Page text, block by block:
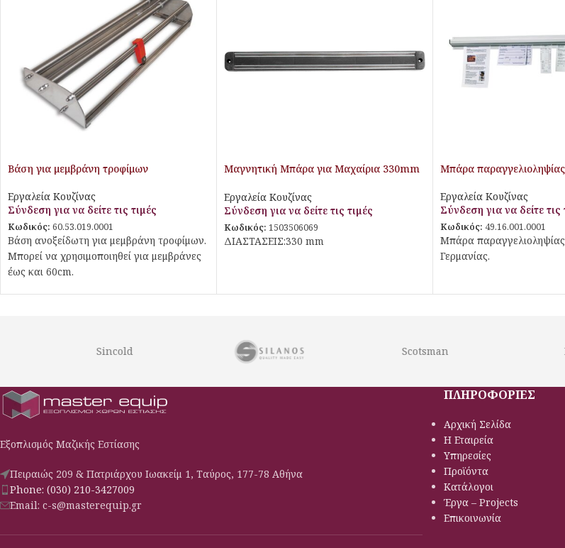
Βάση για μεμβράνη τροφίμων
Εργαλεία Κουζίνας
Σύνδεση για να δείτε τις τιμές
Κωδικός: 60.53.019.0001
Βάση ανοξείδωτη για μεμβράνη τροφίμων.
Μπορεί να χρησιμοποιηθεί για μεμβράνες
έως και 60cm.
Μαγνητική Μπάρα για Μαχαίρια 330mm
Εργαλεία Κουζίνας
Σύνδεση για να δείτε τις τιμές
Κωδικός: 1503506069
ΔΙΑΣΤΑΣΕΙΣ:330 mm
Μπάρα
Εργαλεία Κουζίνας
Σύνδεση για να δείτε τις
Κωδικός: 49.16.001.0001
Μπάρα
Γερμανίας.
Εξοπλισμός Μαζικής Εστίασης
Πειραιώς 209 & Πατριάρχου Ιωακείμ 1, Ταύρος, 177-78 Αθήνα
Phone: (030) 210-3427009
Email: c-s@masterequip.gr
ΠΛΗΡΟΦΟΡΙΕΣ
Αρχική Σελίδα
Η Εταιρεία
Υπηρεσίες
Προϊόντα
Κατάλογοι
Έργα – Projects
Επικοινωνία